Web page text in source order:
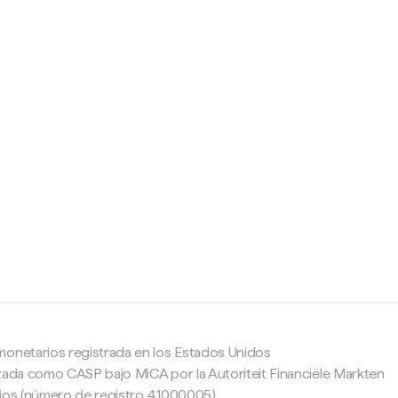
registrada en los Estados Unidos
como CASP bajo MiCA por la Autoriteit Financiële Markten